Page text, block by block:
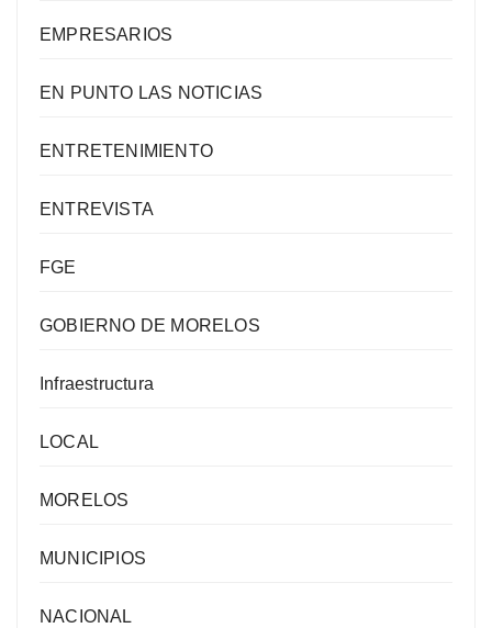
EMPRESARIOS
EN PUNTO LAS NOTICIAS
ENTRETENIMIENTO
ENTREVISTA
FGE
GOBIERNO DE MORELOS
Infraestructura
LOCAL
MORELOS
MUNICIPIOS
NACIONAL